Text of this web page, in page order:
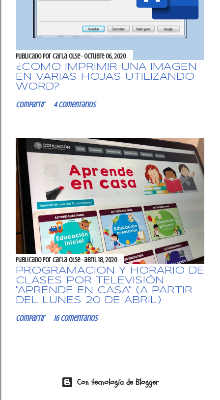
Publicado por Carla OlSe octubre 06, 2020
¿CÓMO IMPRIMIR UNA IMAGEN
EN VARIAS HOJAS UTILIZANDO
WORD?
Compartir 4 comentarios
Publicado por Carla OlSe abril 18, 2020
PROGRAMACIÓN Y HORARIO DE
CLASES POR TELEVISIÓN
"APRENDE EN CASA" (A PARTIR
DEL LUNES 20 DE ABRIL)
Compartir 16 comentarios
Con tecnología de Blogger